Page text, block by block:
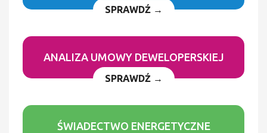
SPRAWDŹ →
ANALIZA UMOWY DEWELOPERSKIEJ
SPRAWDŹ →
ŚWIADECTWO ENERGETYCZNE